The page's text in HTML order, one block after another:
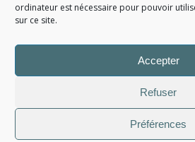
ordinateur est nécessaire pour pouvoir
sur ce site.
Accepter
Refuser
Préférences
Formulaire de demande
2006 - 2026